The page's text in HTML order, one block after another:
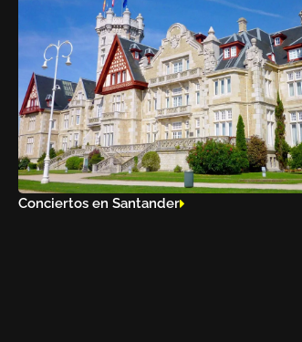
Conciertos en Santander